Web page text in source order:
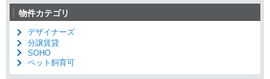
物件カテゴリ
デザイナーズ
分譲賃貸
SOHO
ペット飼育可